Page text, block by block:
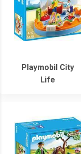
Playmobil City
Life